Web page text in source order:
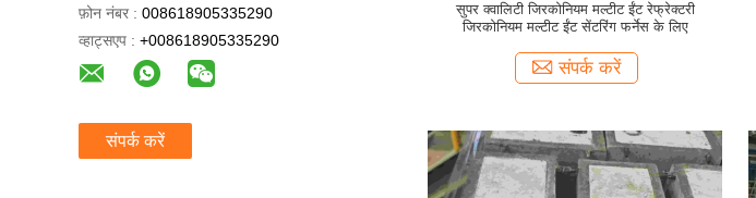
फ़ोन नंबर : 008618905335290
व्हाट्सएप : +008618905335290
संपर्क करें
सुपर क्वालिटी जिरकोनियम मल्टीट ईंट रेफ्रेक्टरी
जिरकोनियम मल्टीट ईंट सेंटरिंग फर्नेस के लिए
संपर्क करें